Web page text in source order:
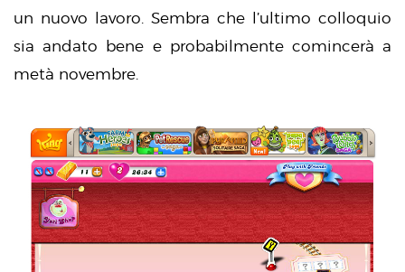
un nuovo lavoro. Sembra che l’ultimo colloquio
sia andato bene e probabilmente comincerà a
metà novembre.